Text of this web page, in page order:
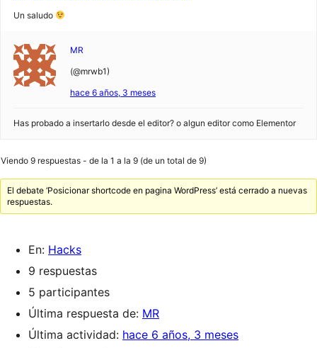
Un saludo
MR
(@mrwb1)
hace 6 años, 3 meses
Has probado a insertarlo desde el editor? o algun editor como Elementor
Viendo 9 respuestas - de la 1 a la 9 (de un total de 9)
El debate ‘Posicionar shortcode en pagina WordPress’ está cerrado a nuevas
respuestas.
En: Hacks
9 respuestas
5 participantes
Última respuesta de: MR
Última actividad: hace 6 años, 3 meses